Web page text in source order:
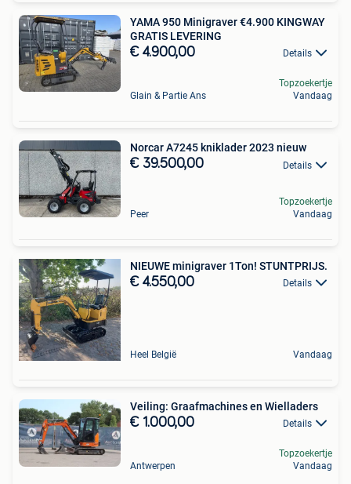
YAMA 950 Minigraver €4.900 KINGWAY
GRATIS LEVERING
€ 4.900,00 Details
Glain & Partie Ans
Topzoekertje
Vandaag
Norcar A7245 kniklader 2023 nieuw
€ 39.500,00 Details
Peer
Topzoekertje
Vandaag
NIEUWE minigraver 1Ton! STUNTPRIJS.
€ 4.550,00 Details
Heel België Vandaag
Veiling: Graafmachines en Wielladers
€ 1.000,00 Details
Antwerpen
Topzoekertje
Vandaag